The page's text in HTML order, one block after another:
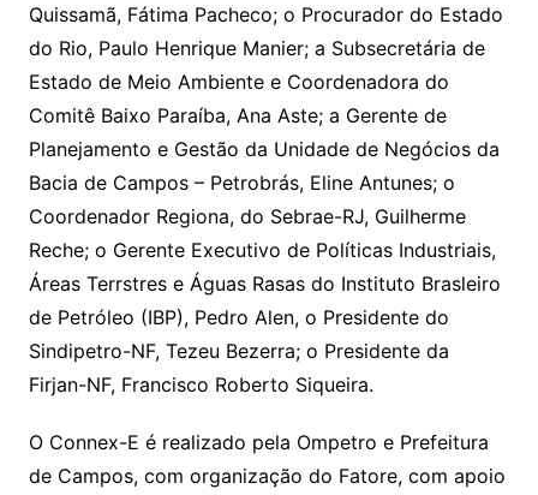
Quissamã, Fátima Pacheco; o Procurador do Estado
do Rio, Paulo Henrique Manier; a Subsecretária de
Estado de Meio Ambiente e Coordenadora do
Comitê Baixo Paraíba, Ana Aste; a Gerente de
Planejamento e Gestão da Unidade de Negócios da
Bacia de Campos – Petrobrás, Eline Antunes; o
Coordenador Regiona, do Sebrae-RJ, Guilherme
Reche; o Gerente Executivo de Políticas Industriais,
Áreas Terrstres e Águas Rasas do Instituto Brasleiro
de Petróleo (IBP), Pedro Alen, o Presidente do
Sindipetro-NF, Tezeu Bezerra; o Presidente da
Firjan-NF, Francisco Roberto Siqueira.
O Connex-E é realizado pela Ompetro e Prefeitura
de Campos, com organização do Fatore, com apoio